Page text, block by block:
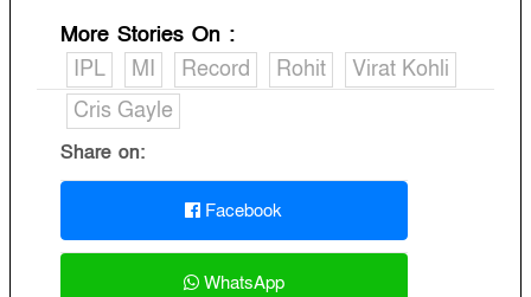
More Stories On :
IPL
MI Record Rohit
Virat Kohli
Cris Gayle
Share on:
Facebook
WhatsApp